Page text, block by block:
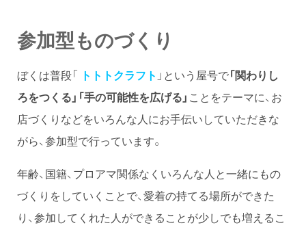
参加型ものづくり
ぼくは普段「 トトトクラフト 」という屋号で「関わりし
ろをつくる」 「手の可能性を広げる」 ことをテーマに、お
店づくりなどをいろんな人にお手伝いしていただきな
がら、参加型で行っています。
年齢、国籍、プロアマ関係なくいろんな人と一緒にもの
づくりをしていくことで、愛着の持てる場所ができた
り、参加してくれた人ができることが少しでも増えるこ